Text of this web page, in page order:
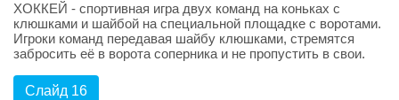
ХОККЕЙ - спортивная игра двух команд на коньках с
клюшками и шайбой на специальной площадке с воротами.
Игроки команд передавая шайбу клюшками, стремятся
забросить её в ворота соперника и не пропустить в свои.
Слайд 16